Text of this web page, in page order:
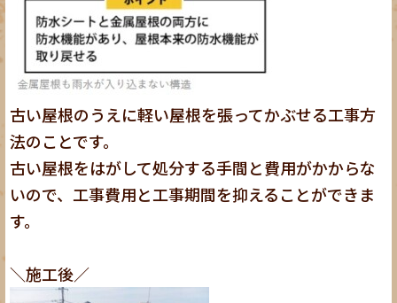
古い屋根のうえに軽い屋根を張ってかぶせる工事方
法のことです。
古い屋根をはがして処分する手間と費用がかからな
いので、工事費用と工事期間を抑えることができま
す。
＼施工後／